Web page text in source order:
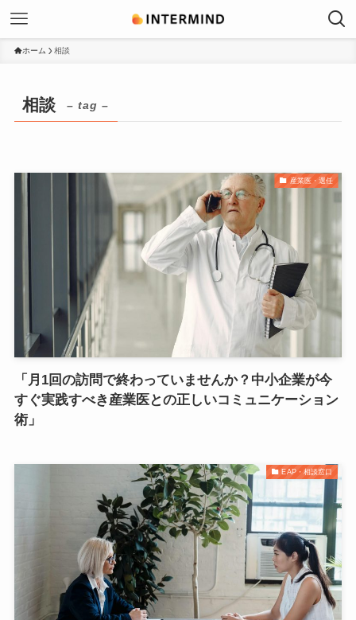
ホーム 相談
相談 – tag –
産業医・選任
「月1回の訪問で終わっていませんか？中小企業が今
すぐ実践すべき産業医との正しいコミュニケーション
術」
EAP・相談窓口